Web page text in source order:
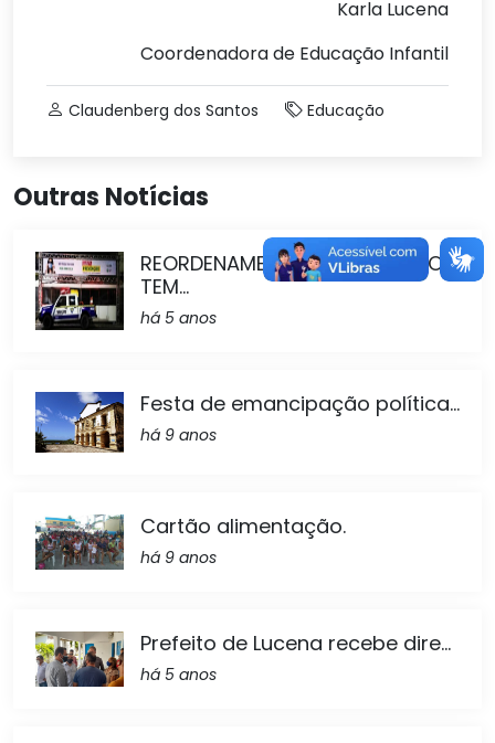
Karla Lucena
Coordenadora de Educação Infantil
Claudenberg dos Santos Educação
Outras Notícias
REORDENAMENTO DO TRÂNSITO
TEM...
há 5 anos
Festa de emancipação política...
há 9 anos
Cartão alimentação.
há 9 anos
Prefeito de Lucena recebe dire...
há 5 anos